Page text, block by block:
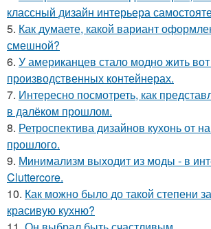
классный дизайн интерьера
5. Как думаете, какой вариант
смешной?
6. У американцев стало модно жить вот
производственных контейнерах.
7. Интересно посмотреть, как
в далёком прошлом.
8. Ретроспектива дизайнов кухонь от
прошлого.
9. Минимализм выходит из моды - в
Cluttercore.
10. Как можно было до такой степени
красивую кухню?